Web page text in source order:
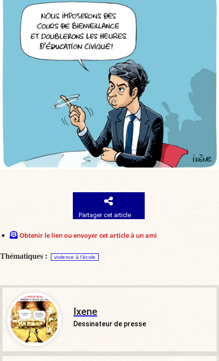
Partager cet article
Obtenir le lien ou envoyer cet article à un ami
Thématiques : violence à l'école
Ixene
Dessinateur de presse